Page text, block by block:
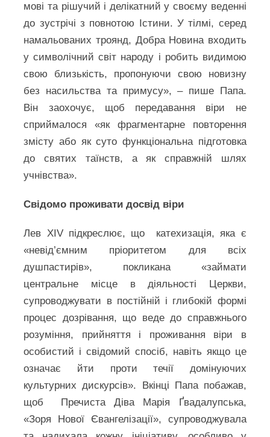
мові та рішучий і делікатний у своєму веденні
до зустрічі з повнотою Істини. У тілмі, серед
намальованих троянд, Добра Новина входить
у символічний світ народу і робить видимою
свою близькість, пропонуючи свою новизну
без насильства та примусу», – пише Папа.
Він заохочує, щоб передавання віри не
сприймалося «як фрагментарне повторення
змісту або як суто функціональна підготовка
до святих таїнств, а як справжній шлях
учнівства».
Свідомо проживати досвід віри
Лев XIV підкреслює, що катехизація, яка є
«невід’ємним пріоритетом для всіх
душпастирів», покликана «займати
центральне місце в діяльності Церкви,
супроводжувати в постійній і глибокій формі
процес дозрівання, що веде до справжнього
розуміння, прийняття і проживання віри в
особистий і свідомий спосіб, навіть якщо це
означає йти проти течії домінуючих
культурних дискурсів». Вкінці Папа побажав,
щоб Пречиста Діва Марія Ґвадалупська,
«Зоря Нової Євангелізації», супроводжувала